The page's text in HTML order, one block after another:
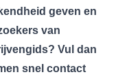
geven en
van
Vul dan
snel contact